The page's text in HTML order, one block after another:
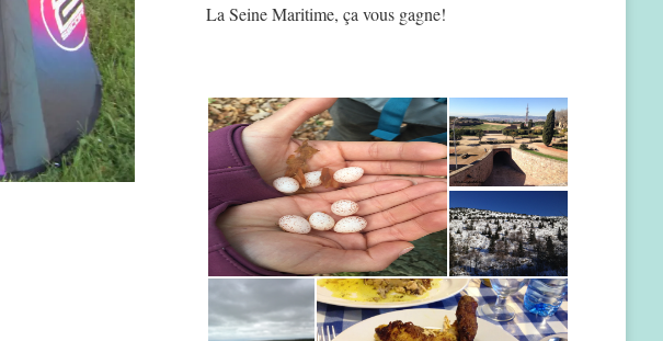
La Seine Maritime, ça vous gagne!